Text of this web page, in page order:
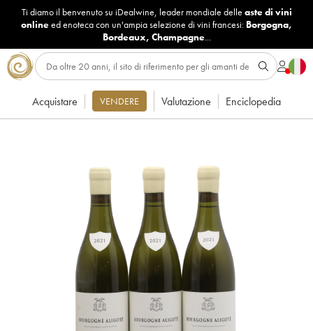
Ti diamo il benvenuto su iDealwine, leader mondiale delle aste di vini
onlineed enoteca con un'ampia selezione di vini francesi: Borgogna,
Bordeaux, Champagne...
Acquistare VENDERE Valutazione Enciclopedia